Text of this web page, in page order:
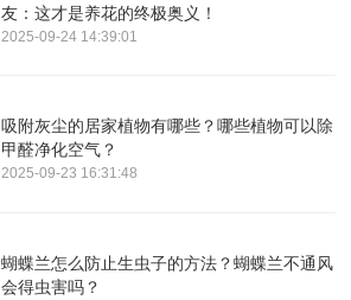
友：这才是养花的终极奥义！
2025-09-24 14:39:01
吸附灰尘的居家植物有哪些？哪些植物可以除
甲醛净化空气？
2025-09-23 16:31:48
蝴蝶兰怎么防止生虫子的方法？蝴蝶兰不通风
会得虫害吗？